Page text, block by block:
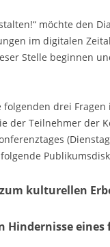
möchte den
im digitalen
Stelle beginnen
folgenden drei
der Teilnehmer der
kulturellen
Hindernisse